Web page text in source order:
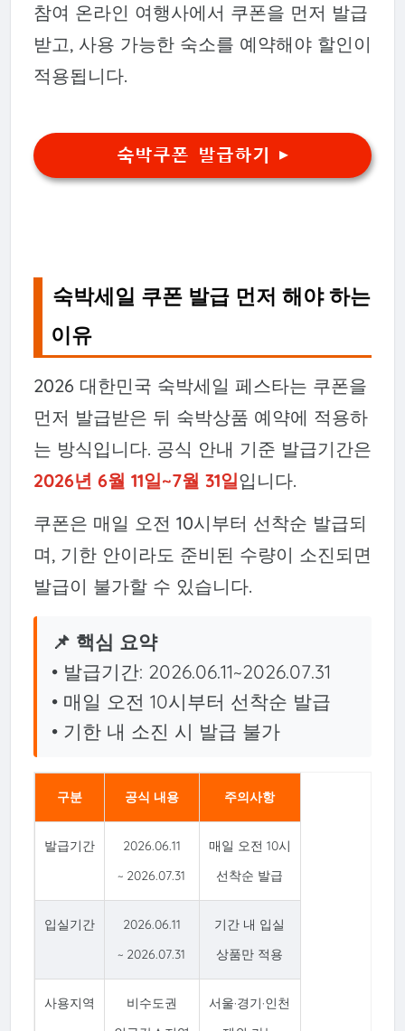
참여 온라인 여행사에서 쿠폰을 먼저 발급
받고, 사용 가능한 숙소를 예약해야 할인이
적용됩니다.
숙박쿠폰 발급하기 ▶
숙박세일 쿠폰 발급 먼저 해야 하는
이유
2026 대한민국 숙박세일 페스타는 쿠폰을
먼저 발급받은 뒤 숙박상품 예약에 적용하
는 방식입니다. 공식 안내 기준 발급기간은
2026년 6월 11일~7월 31일입니다.
쿠폰은 매일 오전 10시부터 선착순 발급되
며, 기한 안이라도 준비된 수량이 소진되면
발급이 불가할 수 있습니다.
📌 핵심 요약
• 발급기간: 2026.06.11~2026.07.31
• 매일 오전 10시부터 선착순 발급
• 기한 내 소진 시 발급 불가
구분 공식 내용 주의사항
발급기간
2026.06.11
~ 2026.07.31
매일 오전 10시
선착순 발급
입실기간
2026.06.11
~ 2026.07.31
기간 내 입실
상품만 적용
사용지역
비수도권
서울·경기·인천